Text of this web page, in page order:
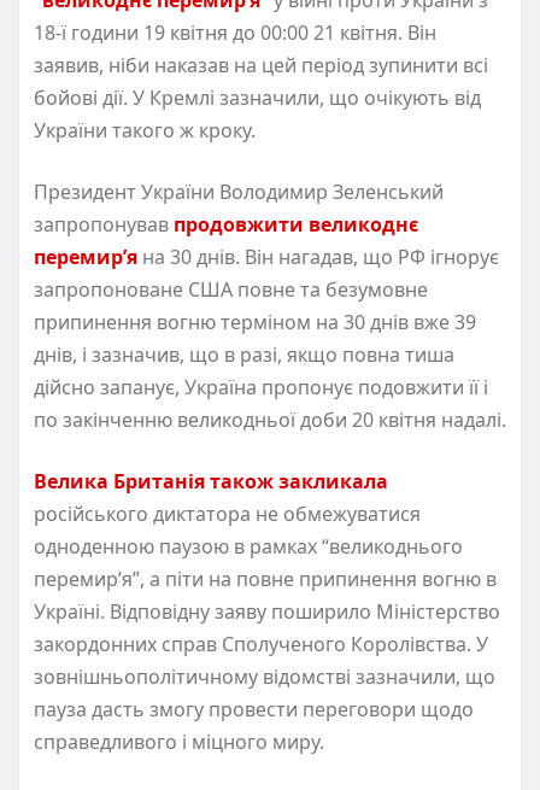
18-ї години 19 квітня до 00:00 21 квітня. Він
заявив, ніби наказав на цей період зупинити всі
бойові дії. У Кремлі зазначили, що очікують від
України такого ж кроку.
Президент України Володимир Зеленський
запропонував продовжити великоднє
перемир’я на 30 днів. Він нагадав, що РФ ігнорує
запропоноване США повне та безумовне
припинення вогню терміном на 30 днів вже 39
днів, і зазначив, що в разі, якщо повна тиша
дійсно запанує, Україна пропонує подовжити її і
по закінченню великодньої доби 20 квітня надалі.
Велика Британія також закликала
російського диктатора не обмежуватися
одноденною паузою в рамках “великоднього
перемир’я”, а піти на повне припинення вогню в
Україні. Відповідну заяву поширило Міністерство
закордонних справ Сполученого Королівства. У
зовнішньополітичному відомстві зазначили, що
пауза дасть змогу провести переговори щодо
справедливого і міцного миру.